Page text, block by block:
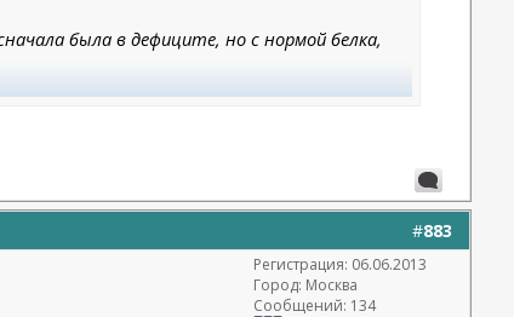
была в дефиците, но с нормой белка,
#883
Регистрация: 06.06.2013
Город: Москва
Сообщений: 134